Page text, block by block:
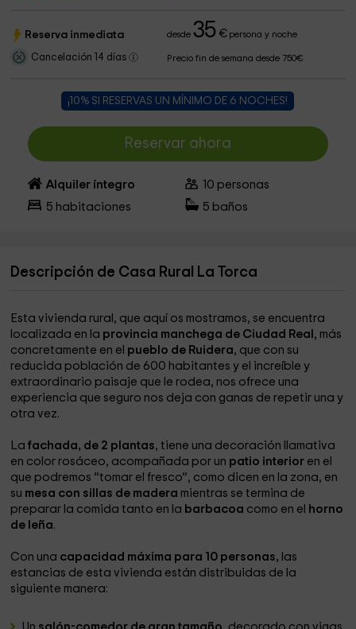
Reserva inmediata desde35 €persona y noche
Cancelación 14 días Precio fin de semana desde 750€
¡10% SI RESERVAS UN MÍNIMO DE 6 NOCHES!
Reservar ahora
Alquiler íntegro 10 personas
5 habitaciones 5 baños
Descripción de Casa Rural La Torca
Esta vivienda rural, que aquí os mostramos, se encuentra
localizada en la provincia manchega de Ciudad Real , más
concretamente en el pueblo de Ruidera, que con su
reducida población de 600 habitantes y el increíble y
extraordinario paisaje que le rodea, nos ofrece una
experiencia que seguro nos deja con ganas de repetir una y
otra vez.
La fachada, de 2 plantas, tiene una decoración llamativa
en color rosáceo, acompañada por un patio interior en el
que podremos “tomar el fresco”, como dicen en la zona, en
su mesa con sillas de madera mientras se termina de
preparar la comida tanto en la barbacoa como en el
horno
de leña.
Con una capacidad máxima para 10 personas, las
estancias de esta vivienda están distribuidas de la
siguiente manera: